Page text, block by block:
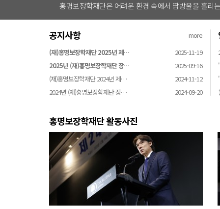
홍명보장학재단은 어려운 환경 속에서 땀방울을 흘리
공지사항
more
(재)홍명보장학재단 2025년 제…
2025-11-19
2025년 (재)홍명보장학재단 장…
2025-09-16
(재)홍명보장학재단 2024년 제…
2024-11-12
2024년 (재)홍명보장학재단 장…
2024-09-20
홍명보장학재단 활동사진